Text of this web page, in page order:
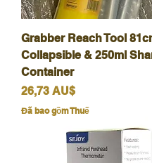
Grabber Reach Tool
Collapsible & 250ml
Container
Giá
26,73 AU$
Đã bao gồm Thuế